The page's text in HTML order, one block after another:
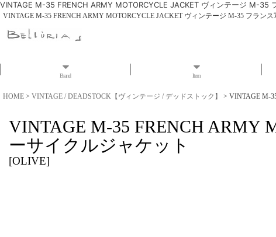
VINTAGE M-35 FRENCH ARMY MOTORCYCLE JACKET ヴィンテージ M-35
VINTAGE M-35 FRENCH ARMY MOTORCYCLE JACKET ヴィンテージ M-35 フラン
Brand Item
HOME > VINTAGE / DEADSTOCK【ヴィンテージ / デッドストック】 > VINTAGE M-
VINTAGE M-35 FRENCH ARMY
ーサイクルジャケット
[OLIVE]